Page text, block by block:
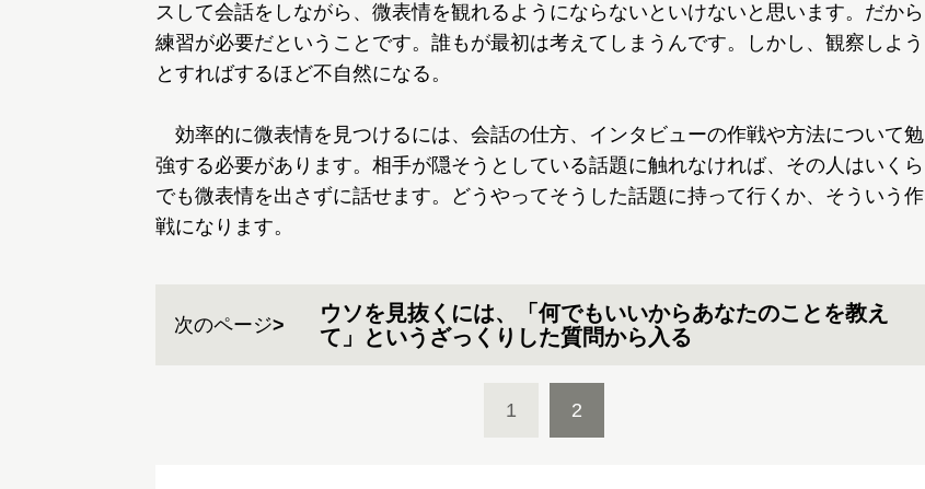
スして会話をしながら、微表情を観れるようにならないといけないと思います。だから
練習が必要だということです。誰もが最初は考えてしまうんです。しかし、観察しよう
とすればするほど不自然になる。
効率的に微表情を見つけるには、会話の仕方、インタビューの作戦や方法について勉
強する必要があります。相手が隠そうとしている話題に触れなければ、その人はいくら
でも微表情を出さずに話せます。どうやってそうした話題に持って行くか、そういう作
戦になります。
次のページ
ウソを見抜くには、「何でもいいからあなたのことを教え
て」というざっくりした質問から入る
1 2